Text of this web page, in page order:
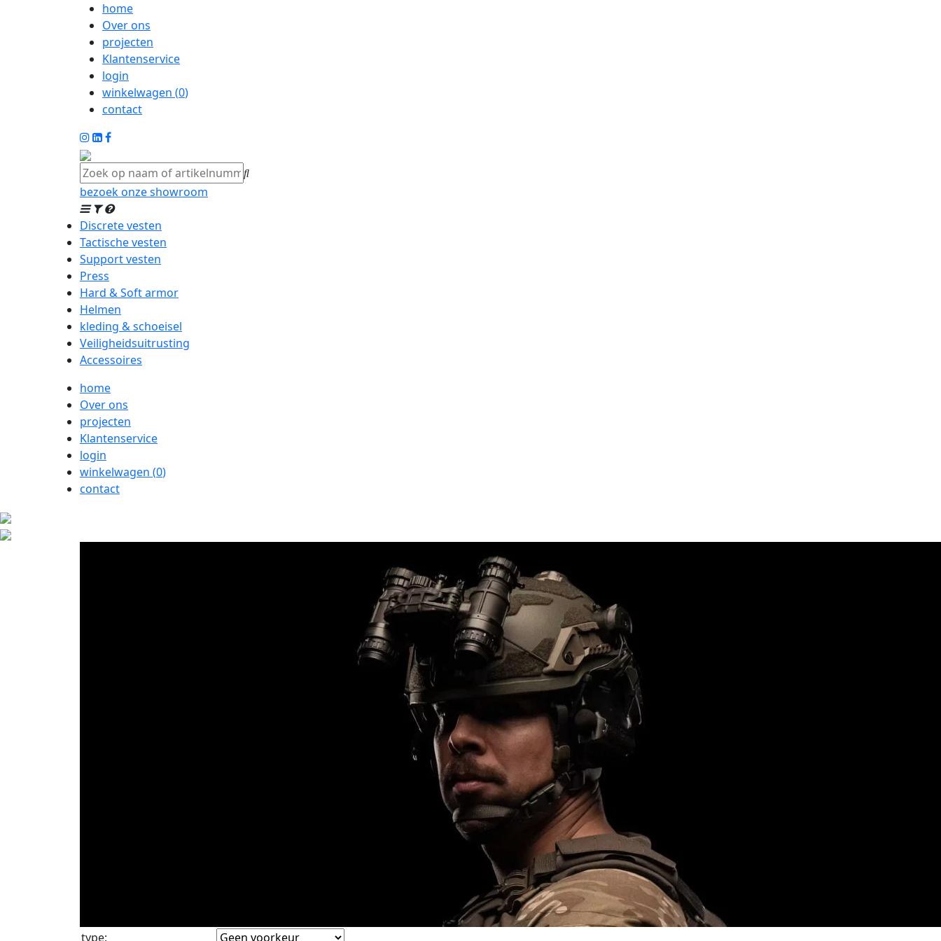
home
Over ons
projecten
Klantenservice
login
winkelwagen (0)
contact
bezoek onze showroom
Discrete vesten
Tactische vesten
Support vesten
Press
Hard & Soft armor
Helmen
kleding & schoeisel
Veiligheidsuitrusting
Accessoires
home
Over ons
projecten
Klantenservice
login
winkelwagen (0)
contact
type: